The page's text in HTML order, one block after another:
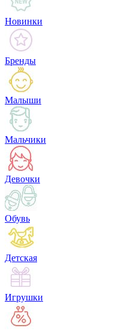
Новинки
Бренды
Малыши
Мальчики
Девочки
Обувь
Детская
Игрушки